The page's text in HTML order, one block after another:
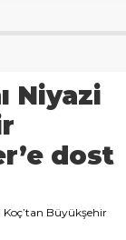
Niyazi
dost
Koç’tan Büyükşehir